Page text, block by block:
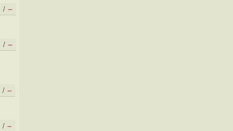
/ –
/ –
/ –
/ –